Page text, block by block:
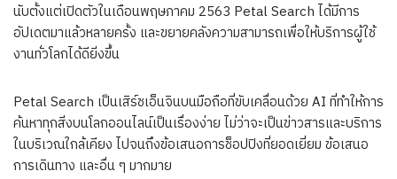
นับตั้งแต่เปิดตัวในเดือนพฤษภาคม 2563 Petal Search ได้มีการ
อัปเดตมาแล้วหลายครั้ง และขยายคลังความสามารถเพื่อให้บริการผู้ใช้
งานทั่วโลกได้ดียิ่งขึ้น
Petal Search เป็นเสิร์ชเอ็นจินบนมือถือที่ขับเคลื่อนด้วย AI ที่ทำให้การ
ค้นหาทุกสิ่งบนโลกออนไลน์เป็นเรื่องง่าย ไม่ว่าจะเป็นข่าวสารและบริการ
ในบริเวณใกล้เคียง ไปจนถึงข้อเสนอการช็อปปิงที่ยอดเยี่ยม ข้อเสนอ
การเดินทาง และอื่น ๆ มากมาย